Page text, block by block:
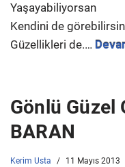
Yaşayabiliyorsan
Kendini de görebilirsin
Güzellikleri de.…
Gönlü Güzel
BARAN
Kerim Usta 11 Mayıs 2013